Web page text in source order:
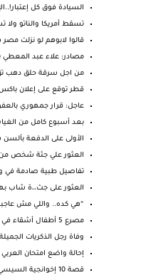
السيادة فوق كل
تسقط أمريكا والناتو
قالوا لابوهم لو نزلت
مصادر: علاء عبد المعطي
من اجل سرقة حلق دهب
قطر توقع على إعلان
عاجل: قرار جمهوري
بعد أسبوع كامل من الغياب
الأولى على الدفعة
العثور علي جثة شخص
تفاصيل طبية صادمة في
العثور على جث،،ة شاب
“هي كده.. واللي مش
مصرع 5 أطفال أشقاء في غياب والديهم بسبب تسريب غاز ...
وفاة رجل الذكريات
إحالة واضع امتحان
قصة 10 إخوانجية السيسي قال "مش هيطلعوا من السجن غي...